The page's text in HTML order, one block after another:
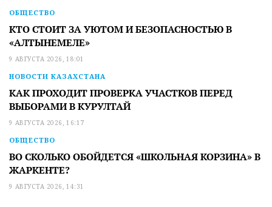
ОБЩЕСТВО
КТО СТОИТ ЗА УЮТОМ И БЕЗОПАСНОСТЬЮ В
«АЛТЫНЕМЕЛЕ»
9 АВГУСТА 2026, 18:01
НОВОСТИ КАЗАХСТАНА
КАК ПРОХОДИТ ПРОВЕРКА УЧАСТКОВ ПЕРЕД
ВЫБОРАМИ В КУРУЛТАЙ
9 АВГУСТА 2026, 16:17
ОБЩЕСТВО
ВО СКОЛЬКО ОБОЙДЕТСЯ «ШКОЛЬНАЯ КОРЗИНА» В
ЖАРКЕНТЕ?
9 АВГУСТА 2026, 14:31